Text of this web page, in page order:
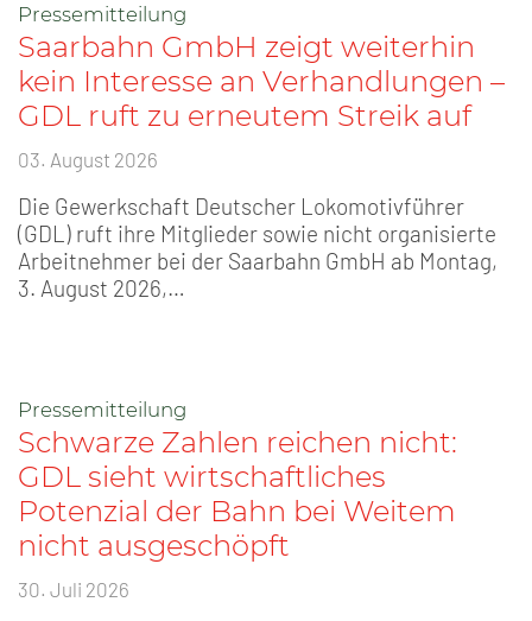
Pressemitteilung
Saarbahn GmbH zeigt weiterhin
kein Interesse an Verhandlungen –
GDL ruft zu erneutem Streik auf
03. August 2026
Die Gewerkschaft Deutscher Lokomotivführer
(GDL) ruft ihre Mitglieder sowie nicht organisierte
Arbeitnehmer bei der Saarbahn GmbH ab Montag,
3. August 2026,…
Pressemitteilung
Schwarze Zahlen reichen nicht:
GDL sieht wirtschaftliches
Potenzial der Bahn bei Weitem
nicht ausgeschöpft
30. Juli 2026